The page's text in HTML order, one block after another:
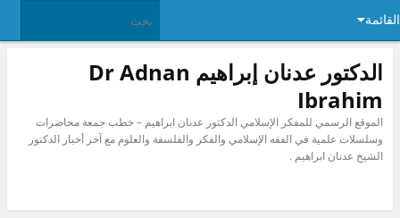
القائمة
الدكتور عدنان إبراهيم Dr Adnan
Ibrahim
الموقع الرسمي للمفكر الإسلامي الدكتور عدنان ابراهيم – خطب جمعة محاضرات
وسلسلات علمية في الفقه الإسلامي والفكر والفلسفة والعلوم مع آخر أخبار الدكتور
الشيخ عدنان ابراهيم .